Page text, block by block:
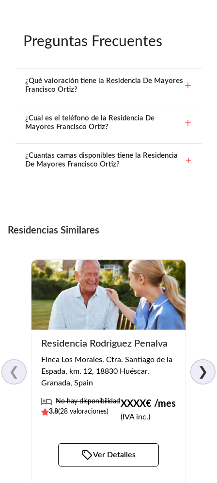
Preguntas Frecuentes
¿Qué valoración tiene la Residencia De Mayores
Francisco Ortiz?
¿Cual es el teléfono de la Residencia De
Mayores Francisco Ortiz?
¿Cuantas camas disponibles tiene la Residencia
De Mayores Francisco Ortiz?
Residencias Similares
❮
Residencia Rodriguez Penalva
Finca Los Morales. Ctra. Santiago de la
Espada, km. 12, 18830 Huéscar,
Granada, Spain
No hay disponibilidad
3.8(28 valoraciones)
XXXX€ /mes
(IVA inc.)
Ver Detalles
Pl.
❯